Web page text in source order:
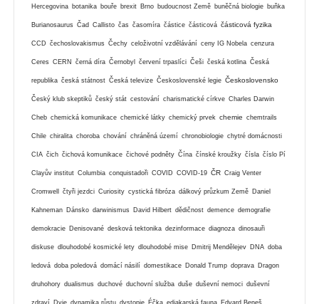
Hercegovina botanika bouře brexit Brno budoucnost Země buněčná biologie buňka
Burianosaurus Čad Callisto čas časomíra částice částicová částicová fyzika
CCD čechoslovakismus Čechy celoživotní vzdělávání ceny IG Nobela cenzura
Ceres CERN černá díra Černobyl červení trpaslíci Češi česká kotlina Česká
republika česká státnost Česká televize Československé legie Československo
Český klub skeptiků český stát cestování charismatické církve Charles Darwin
Cheb chemická komunikace chemické látky chemický prvek chemie chemtrails
Chile chiralita choroba chování chráněná území chronobiologie chytré domácnosti
CIA čich čichová komunikace čichové podněty Čína čínské kroužky čísla číslo Pí
Clayův institut Columbia conquistadoři COVID COVID-19 ČR Craig Venter
Cromwell čtyři jezdci Curiosity cystická fibróza dálkový průzkum Země Daniel
Kahneman Dánsko darwinismus David Hilbert dědičnost demence demografie
demokracie Denisované desková tektonika dezinformace diagnoza dinosauři
diskuse dlouhodobé kosmické lety dlouhodobé mise Dmitrij Mendělejev DNA doba
ledová doba poledová domácí násilí domestikace Donald Trump doprava Dragon
druhohory dualismus duchové duchovní služba duše duševní nemoci duševní
zdraví Dyje dynamika růstu dystopie Éčka ediakarská fauna Edvard Beneš